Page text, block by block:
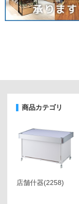
商品カテゴリ
店舗什器(2258)